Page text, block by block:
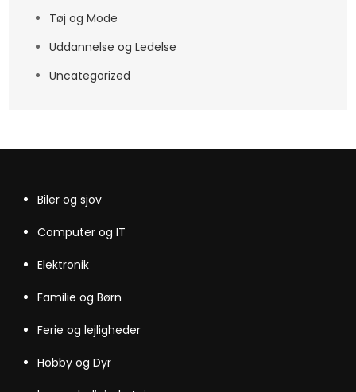
Tøj og Mode
Uddannelse og Ledelse
Uncategorized
Biler og sjov
Computer og IT
Elektronik
Familie og Børn
Ferie og lejligheder
Hobby og Dyr